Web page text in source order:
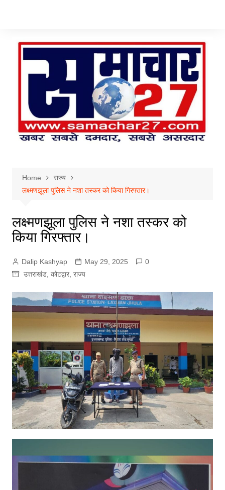
Home
राज्य
लक्ष्मणझूला पुलिस ने नशा तस्कर को किया गिरफ्तार।
लक्ष्मणझूला पुलिस ने नशा तस्कर को
किया गिरफ्तार।
Dalip Kashyap May 29, 2025
0
उत्तराखंड, कोटद्वार, राज्य